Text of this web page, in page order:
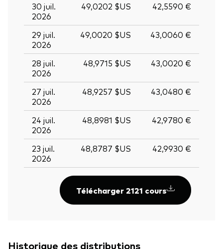
30 juil.
2026
49,0202 $US 42,5590 €
29 juil.
2026
49,0020 $US 43,0060 €
28 juil.
2026
48,9715 $US 43,0020 €
27 juil.
2026
48,9257 $US 43,0480 €
24 juil.
2026
48,8981 $US 42,9780 €
23 juil.
2026
48,8787 $US 42,9930 €
Télécharger 2121 cours
Historique des distributions